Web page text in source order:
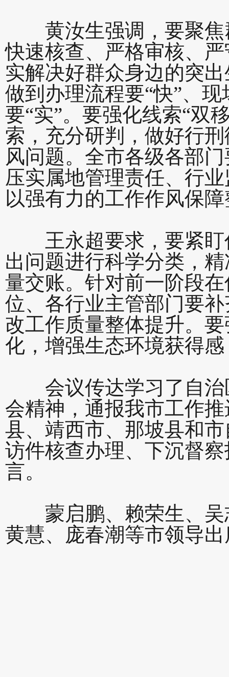
黄汝生强调，要聚焦
快速核查、严格审核、
实解决好群众身边的突
做到办理流程要“快”、
要“实”。要强化线索“双
索，充分研判，做好行
风问题。全市各级各部
压实属地管理责任、行
以强有力的工作作风保
王永超要求，要紧盯
出问题进行科学分类，
量交账。针对前一阶段
位、各行业主管部门要
改工作质量整体提升。
化，增强生态环境获得
会议传达学习了自治
会精神，通报我市工作
县、靖西市、那坡县和
访件核查办理、下沉督
言。
蒙启鹏、赖荣生、吴
黄慧、庞春潮等市领导